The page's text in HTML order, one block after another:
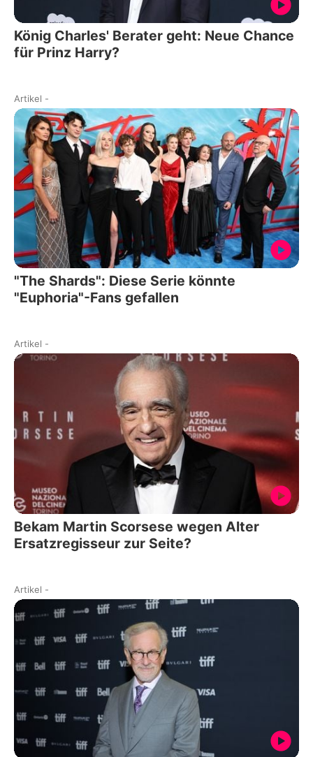
König Charles' Berater geht: Neue Chance
für Prinz Harry?
Artikel -
"The Shards": Diese Serie könnte
"Euphoria"-Fans gefallen
Artikel -
Bekam Martin Scorsese wegen Alter
Ersatzregisseur zur Seite?
Artikel -